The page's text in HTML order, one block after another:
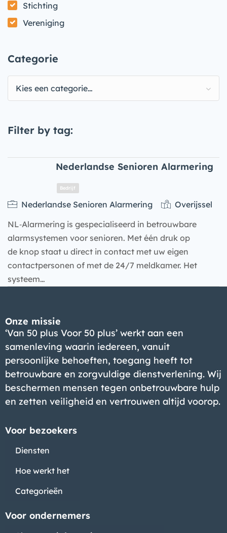
Stichting
Vereniging
Categorie
Kies een categorie…
Filter by tag:
Nederlandse Senioren Alarmering
Bedrijf
Nederlandse Senioren Alarmering
Overijssel
NL‑Alarmering is gespecialiseerd in betrouwbare
alarmsystemen voor senioren. Met één druk op
de knop staat u direct in contact met uw eigen
contactpersonen of met de 24/7 meldkamer. Het
systeem…
Onze missie
‘Van 50 plus Voor 50 plus’ werkt aan een
samenleving waarin iedereen, vanuit
persoonlijke behoeften, toegang heeft tot
betrouwbare en zorgvuldige dienstverlening. Wij
beschermen mensen tegen onbetrouwbare hulp
en zetten veiligheid en vertrouwen altijd voorop.
Voor bezoekers
Diensten
Hoe werkt het
Categorieën
Voor ondernemers